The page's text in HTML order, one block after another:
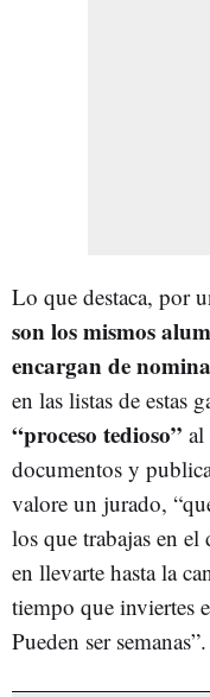
Lo que destaca, por
son los mismos
encargan de
en las listas de estas
“proceso tedioso” al
documentos y
valore un jurado,
los que trabajas en
en llevarte hasta la
tiempo que inviertes
Pueden ser semanas”.